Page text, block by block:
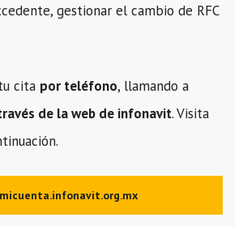
gestionar el cambio de RFC
cita por teléfono, llamando a
de la web de infonavit. Visita
micuenta.infonavit.org.mx